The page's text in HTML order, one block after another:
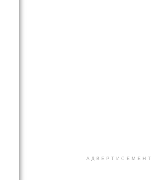
АДВЕРТИСЕМЕНТ